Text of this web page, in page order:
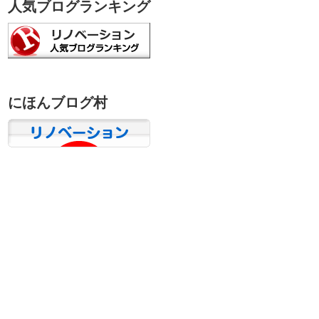
人気ブログランキング
にほんブログ村